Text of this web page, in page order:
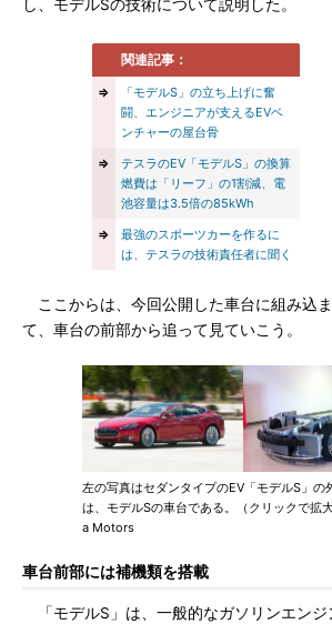
し、モデルSの技術について説明した。
関連記事：
⇒
「モデルS」の立ち上げに奮
闘、エンジニアが支えるEVベ
ンチャーの屋台骨
⇒
テスラのEV「モデルS」の換算
燃費は「リーフ」の1割減、電
池容量は3.5倍の85kWh
⇒
最強のスポーツカーを作るに
は、テスラの技術責任者に聞く
ここからは、今回公開した車台に組み込
て、車台の前部から追って見ていこう。
左の写真はセダンタイプのEV「モデルS」の
は、モデルSの車台である。（クリックで拡
a Motors
車台前部には補機類を搭載
「モデルS」は、一般的なガソリンエンジ